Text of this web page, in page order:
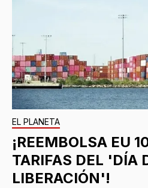
EL PLANETA
¡REEMBOLSA EU
TARIFAS DEL 'DÍA
LIBERACIÓN'!